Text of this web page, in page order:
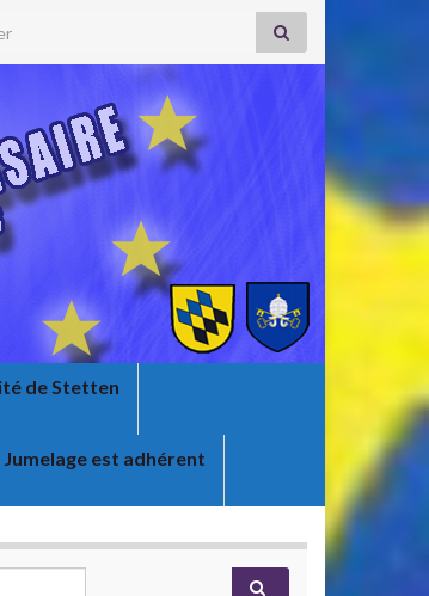
de Stetten
est adhérent